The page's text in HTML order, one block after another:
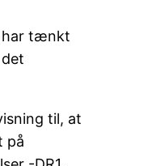
har tænkt
til, at
på